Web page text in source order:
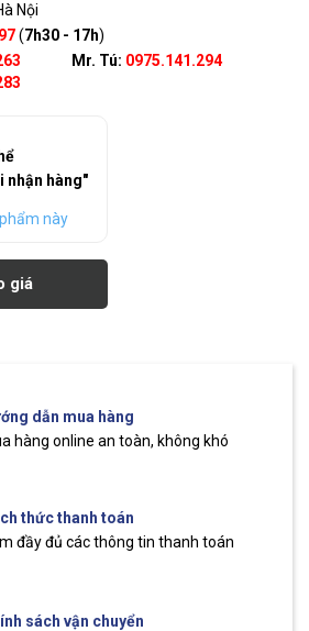
Nội
(7h30 - 17h)
Mr. Tú: 0975.141.294
nhận hàng"
này
giá
dẫn mua hàng
hàng online an toàn, không khó
thức thanh toán
đầy đủ các thông tin thanh toán
sách vận chuyển